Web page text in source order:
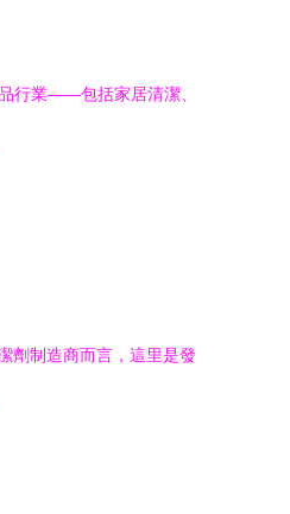
行業——包括家居清潔、
劑制造商而言，這里是發